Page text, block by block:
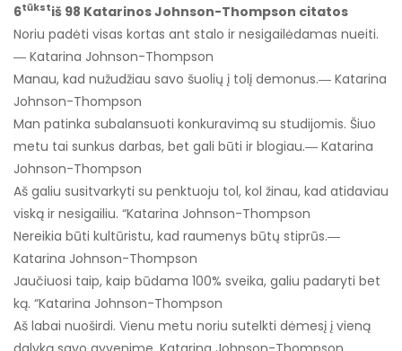
6tūkstiš 98 Katarinos Johnson-Thompson citatos
Noriu padėti visas kortas ant stalo ir nesigailėdamas nueiti.
― Katarina Johnson-Thompson
Manau, kad nužudžiau savo šuolių į tolį demonus.― Katarina
Johnson-Thompson
Man patinka subalansuoti konkuravimą su studijomis. Šiuo
metu tai sunkus darbas, bet gali būti ir blogiau.― Katarina
Johnson-Thompson
Aš galiu susitvarkyti su penktuoju tol, kol žinau, kad atidaviau
viską ir nesigailiu. “Katarina Johnson-Thompson
Nereikia būti kultūristu, kad raumenys būtų stiprūs.―
Katarina Johnson-Thompson
Jaučiuosi taip, kaip būdama 100% sveika, galiu padaryti bet
ką. “Katarina Johnson-Thompson
Aš labai nuoširdi. Vienu metu noriu sutelkti dėmesį į vieną